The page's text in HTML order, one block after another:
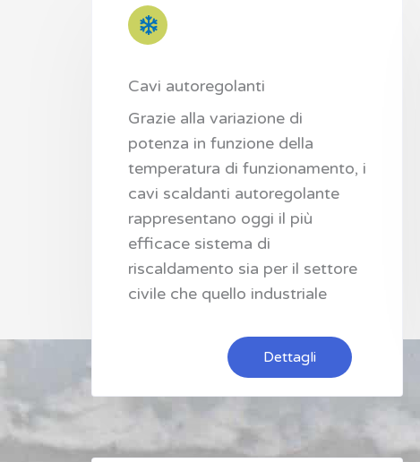
Cavi autoregolanti
Grazie alla variazione di
potenza in funzione della
temperatura di funzionamento, i
cavi scaldanti autoregolante
rappresentano oggi il più
efficace sistema di
riscaldamento sia per il settore
civile che quello industriale
Dettagli